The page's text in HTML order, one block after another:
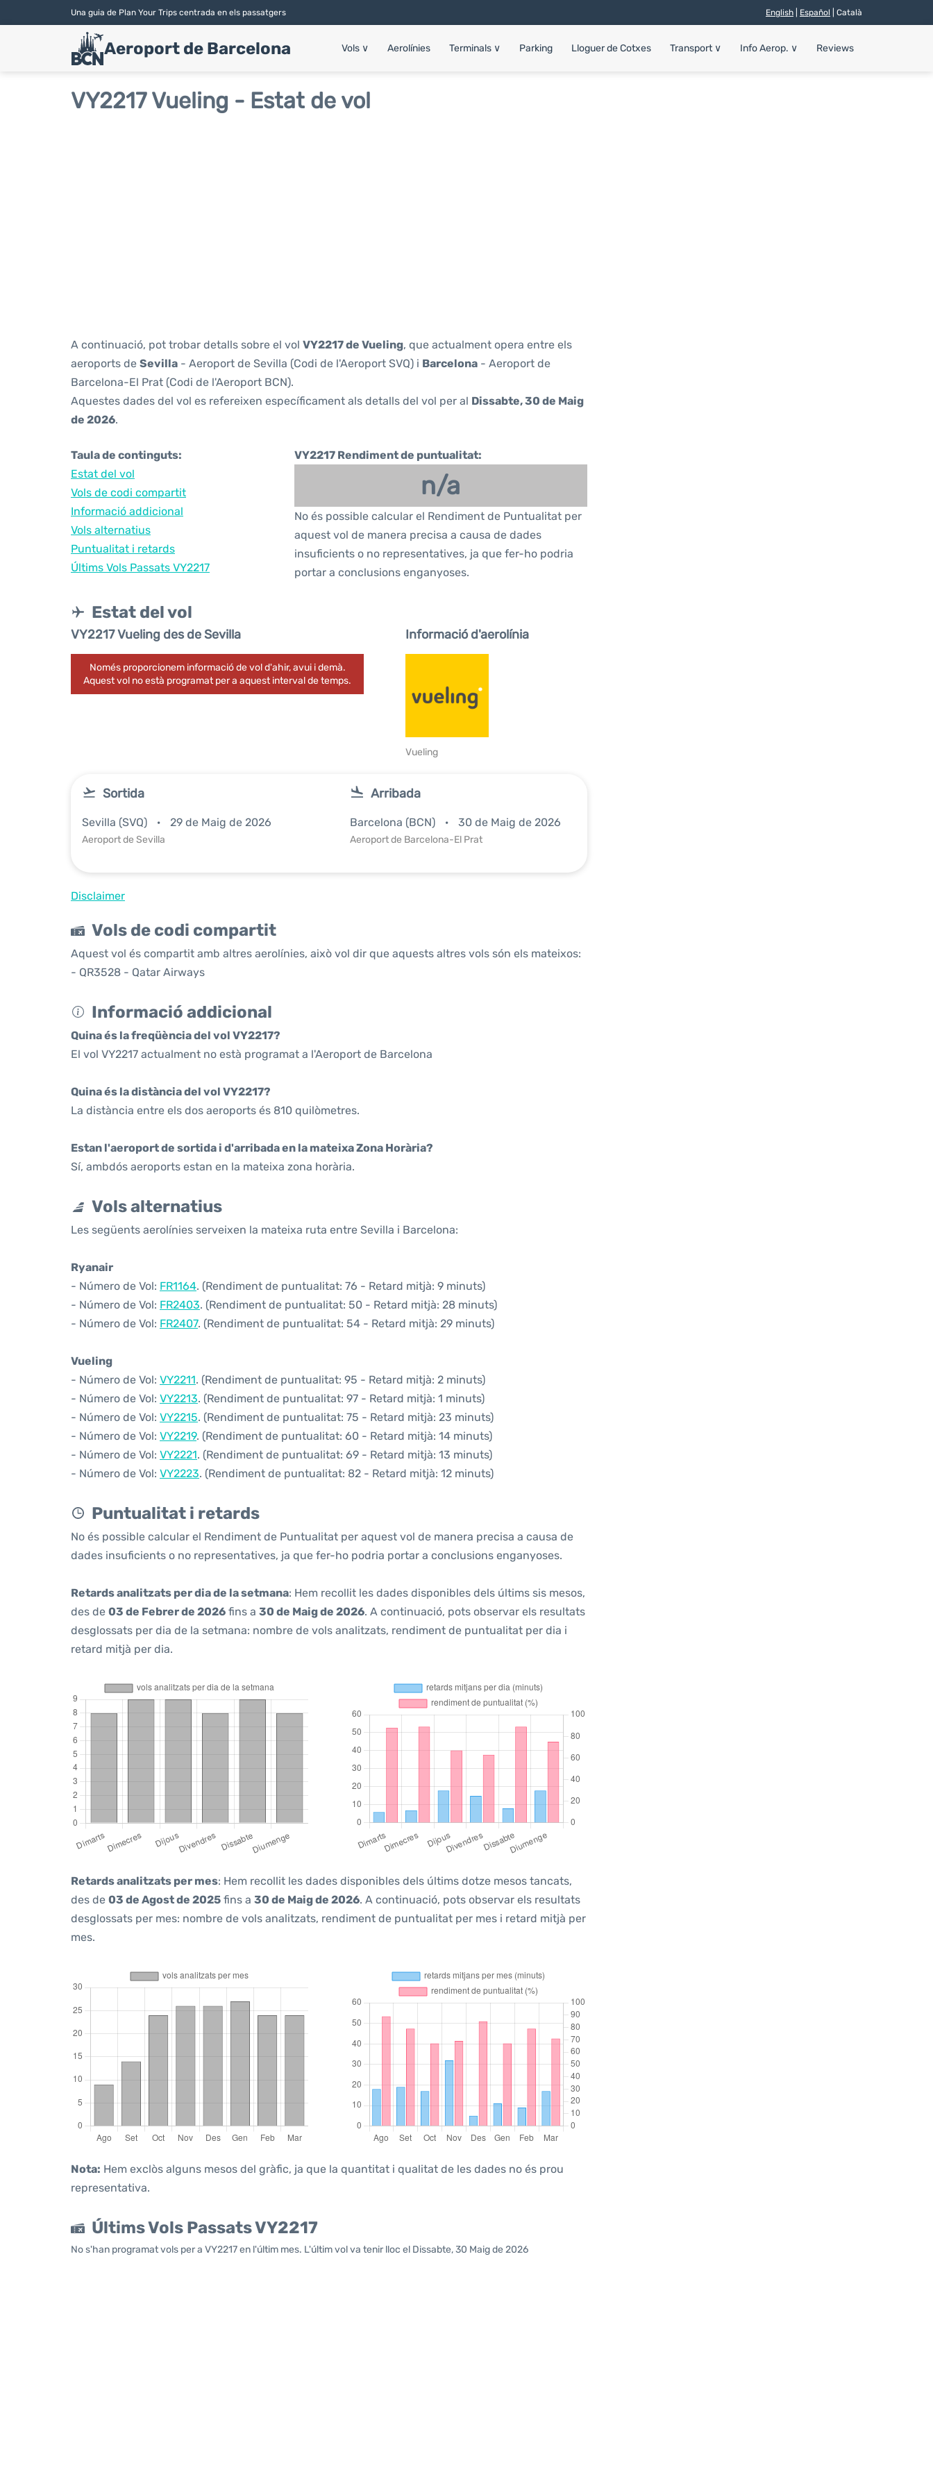
Una guia de Plan Your Trips centrada en els passatgers English Español | Català
Aeroport de Barcelona Vols ∨ Aerolínies Terminals ∨ Parking Lloguer de Cotxes Transport ∨ Info Aerop. ∨ Reviews
VY2217 Vueling - Estat de vol
A continuació, pot trobar detalls sobre el vol VY2217 de Vueling, que actualment opera entre els
aeroports de Sevilla - Aeroport de Sevilla (Codi de l'Aeroport SVQ) i Barcelona - Aeroport de
Barcelona-El Prat (Codi de l'Aeroport BCN).
Aquestes dades del vol es refereixen específicament als detalls del vol per al Dissabte, 30 de Maig
de 2026.
Taula de continguts:
Estat del vol
Vols de codi compartit
Informació addicional
Vols alternatius
Puntualitat i retards
Últims Vols Passats VY2217
VY2217 Rendiment de puntualitat:
n/a
No és possible calcular el Rendiment de Puntualitat per
aquest vol de manera precisa a causa de dades
insuficients o no representatives, ja que fer-ho podria
portar a conclusions enganyoses.
Estat del vol
VY2217 Vueling des de Sevilla
Només proporcionem informació de vol d'ahir, avui i demà.
Aquest vol no està programat per a aquest interval de temps.
Informació d'aerolínia
Vueling
Sortida
Sevilla (SVQ) 29 de Maig de 2026
Aeroport de Sevilla
Arribada
Barcelona (BCN) 30 de Maig de 2026
Aeroport de Barcelona-El Prat
Disclaimer
Vols de codi compartit
Aquest vol és compartit amb altres aerolínies, això vol dir que aquests altres vols són els mateixos:
- QR3528 - Qatar Airways
Informació addicional
Quina és la freqüència del vol VY2217?
El vol VY2217 actualment no està programat a l'Aeroport de Barcelona
Quina és la distància del vol VY2217?
La distància entre els dos aeroports és 810 quilòmetres.
Estan l'aeroport de sortida i d'arribada en la mateixa Zona Horària?
Sí, ambdós aeroports estan en la mateixa zona horària.
Vols alternatius
Les següents aerolínies serveixen la mateixa ruta entre Sevilla i Barcelona:
Ryanair
- Número de Vol: FR1164. (Rendiment de puntualitat: 76 - Retard mitjà: 9 minuts)
- Número de Vol: FR2403. (Rendiment de puntualitat: 50 - Retard mitjà: 28 minuts)
- Número de Vol: FR2407. (Rendiment de puntualitat: 54 - Retard mitjà: 29 minuts)
Vueling
- Número de Vol: VY2211. (Rendiment de puntualitat: 95 - Retard mitjà: 2 minuts)
- Número de Vol: VY2213. (Rendiment de puntualitat: 97 - Retard mitjà: 1 minuts)
- Número de Vol: VY2215. (Rendiment de puntualitat: 75 - Retard mitjà: 23 minuts)
- Número de Vol: VY2219. (Rendiment de puntualitat: 60 - Retard mitjà: 14 minuts)
- Número de Vol: VY2221. (Rendiment de puntualitat: 69 - Retard mitjà: 13 minuts)
- Número de Vol: VY2223. (Rendiment de puntualitat: 82 - Retard mitjà: 12 minuts)
Puntualitat i retards
No és possible calcular el Rendiment de Puntualitat per aquest vol de manera precisa a causa de
dades insuficients o no representatives, ja que fer-ho podria portar a conclusions enganyoses.
Retards analitzats per dia de la setmana: Hem recollit les dades disponibles dels últims sis mesos,
des de 03 de Febrer de 2026 fins a 30 de Maig de 2026. A continuació, pots observar els resultats
desglossats per dia de la setmana: nombre de vols analitzats, rendiment de puntualitat per dia i
retard mitjà per dia.
Retards analitzats per mes: Hem recollit les dades disponibles dels últims dotze mesos tancats,
des de 03 de Agost de 2025 fins a 30 de Maig de 2026. A continuació, pots observar els resultats
desglossats per mes: nombre de vols analitzats, rendiment de puntualitat per mes i retard mitjà per
mes.
Nota: Hem exclòs alguns mesos del gràfic, ja que la quantitat i qualitat de les dades no és prou
representativa.
Últims Vols Passats VY2217
No s'han programat vols per a VY2217 en l'últim mes. L'últim vol va tenir lloc el Dissabte, 30 Maig de 2026